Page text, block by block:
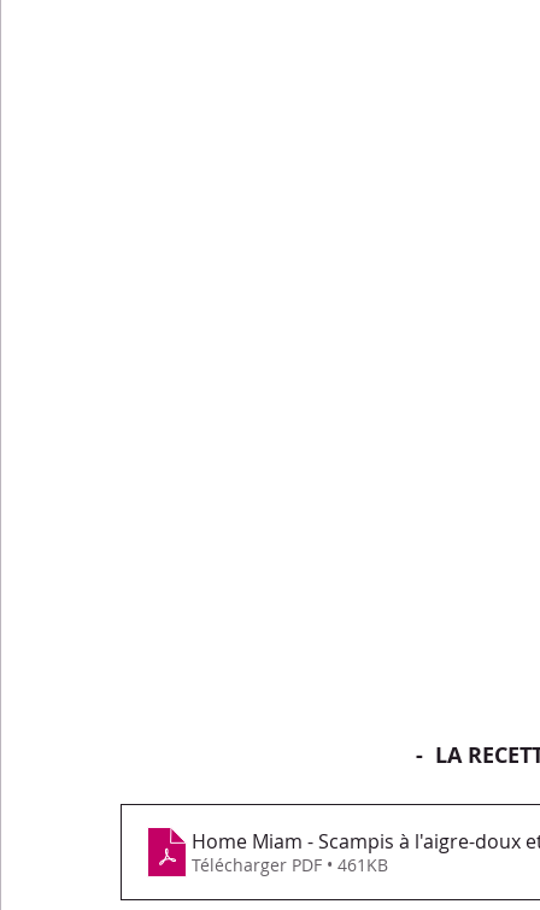
-  LA
Home Miam - Scampis à l'aigre-doux
Télécharger PDF • 461KB